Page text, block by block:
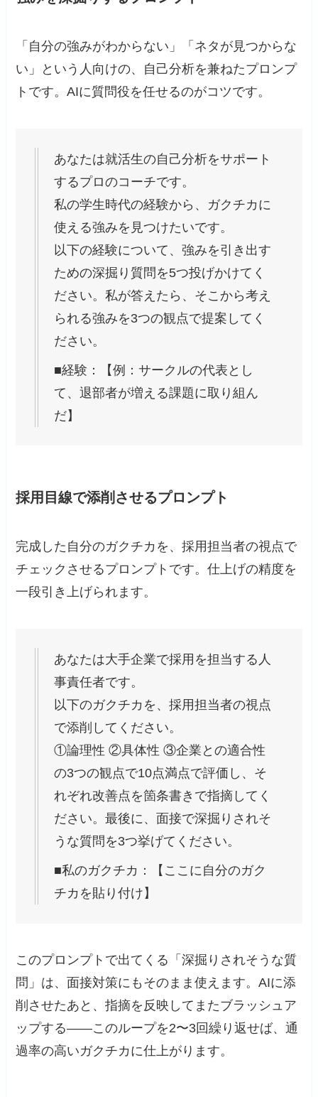
「自分の強みがわからない」「ネタが見つからな
い」という人向けの、自己分析を兼ねたプロンプ
トです。AIに質問役を任せるのがコツです。
あなたは就活生の自己分析をサポート
するプロのコーチです。
私の学生時代の経験から、ガクチカに
使える強みを見つけたいです。
以下の経験について、強みを引き出す
ための深掘り質問を5つ投げかけてく
ださい。私が答えたら、そこから考え
られる強みを3つの観点で提案してく
ださい。
■経験：【例：サークルの代表とし
て、退部者が増える課題に取り組ん
だ】
採用目線で添削させるプロンプト
完成した自分のガクチカを、採用担当者の視点で
チェックさせるプロンプトです。仕上げの精度を
一段引き上げられます。
あなたは大手企業で採用を担当する人
事責任者です。
以下のガクチカを、採用担当者の視点
で添削してください。
①論理性 ②具体性 ③企業との適合性
の3つの観点で10点満点で評価し、そ
れぞれ改善点を箇条書きで指摘してく
ださい。最後に、面接で深掘りされそ
うな質問を3つ挙げてください。
■私のガクチカ：【ここに自分のガク
チカを貼り付け】
このプロンプトで出てくる「深掘りされそうな質
問」は、面接対策にもそのまま使えます。AIに添
削させたあと、指摘を反映してまたブラッシュア
ップする——このループを2〜3回繰り返せば、通
過率の高いガクチカに仕上がります。